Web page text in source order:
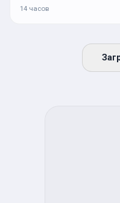
14 часов